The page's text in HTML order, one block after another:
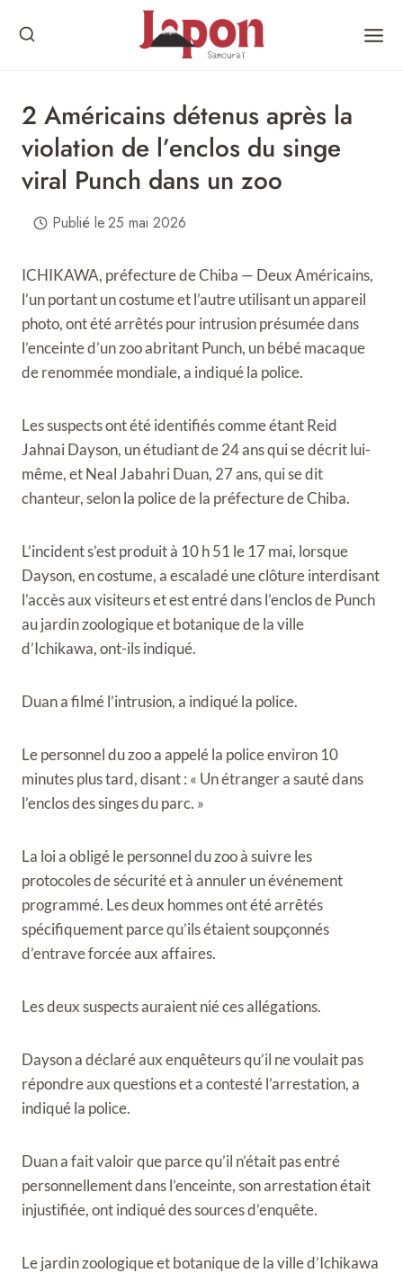
2 Américains détenus après la
violation de l’enclos du singe
viral Punch dans un zoo
Publié le25 mai 2026
ICHIKAWA, préfecture de Chiba — Deux Américains,
l’un portant un costume et l’autre utilisant un appareil
photo, ont été arrêtés pour intrusion présumée dans
l’enceinte d’un zoo abritant Punch, un bébé macaque
de renommée mondiale, a indiqué la police.
Les suspects ont été identifiés comme étant Reid
Jahnai Dayson, un étudiant de 24 ans qui se décrit lui-
même, et Neal Jabahri Duan, 27 ans, qui se dit
chanteur, selon la police de la préfecture de Chiba.
L’incident s’est produit à 10 h 51 le 17 mai, lorsque
Dayson, en costume, a escaladé une clôture interdisant
l’accès aux visiteurs et est entré dans l’enclos de Punch
au jardin zoologique et botanique de la ville
d’Ichikawa, ont-ils indiqué.
Duan a filmé l’intrusion, a indiqué la police.
Le personnel du zoo a appelé la police environ 10
minutes plus tard, disant : « Un étranger a sauté dans
l’enclos des singes du parc. »
La loi a obligé le personnel du zoo à suivre les
protocoles de sécurité et à annuler un événement
programmé. Les deux hommes ont été arrêtés
spécifiquement parce qu’ils étaient soupçonnés
d’entrave forcée aux affaires.
Les deux suspects auraient nié ces allégations.
Dayson a déclaré aux enquêteurs qu’il ne voulait pas
répondre aux questions et a contesté l’arrestation, a
indiqué la police.
Duan a fait valoir que parce qu’il n’était pas entré
personnellement dans l’enceinte, son arrestation était
injustifiée, ont indiqué des sources d’enquête.
Le jardin zoologique et botanique de la ville d’Ichikawa